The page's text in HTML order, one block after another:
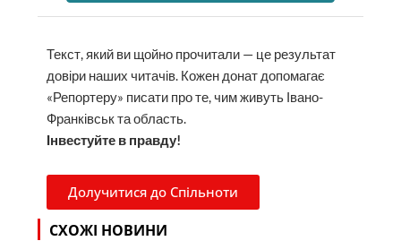
Текст, який ви щойно прочитали — це результат
довіри наших читачів. Кожен донат допомагає
«Репортеру» писати про те, чим живуть Івано-
Франківськ та область.
Інвестуйте в правду!
Долучитися до Спільноти
СХОЖІ НОВИНИ